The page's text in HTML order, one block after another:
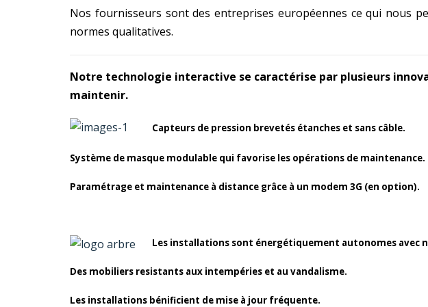
Nos fournisseurs sont des entreprises européennes ce qui nous
normes qualitatives.
Notre technologie interactive se caractérise par plusieurs
maintenir.
Capteurs de pression brevetés étanches et sans câble.
Système de masque modulable qui favorise les opérations de maintenance.
Paramétrage et maintenance à distance grâce à un modem 3G (en option).
Les installations sont énergétiquement autonomes avec
Des mobiliers resistants aux intempéries et au vandalisme.
Les installations bénificient de mise à jour fréquente.